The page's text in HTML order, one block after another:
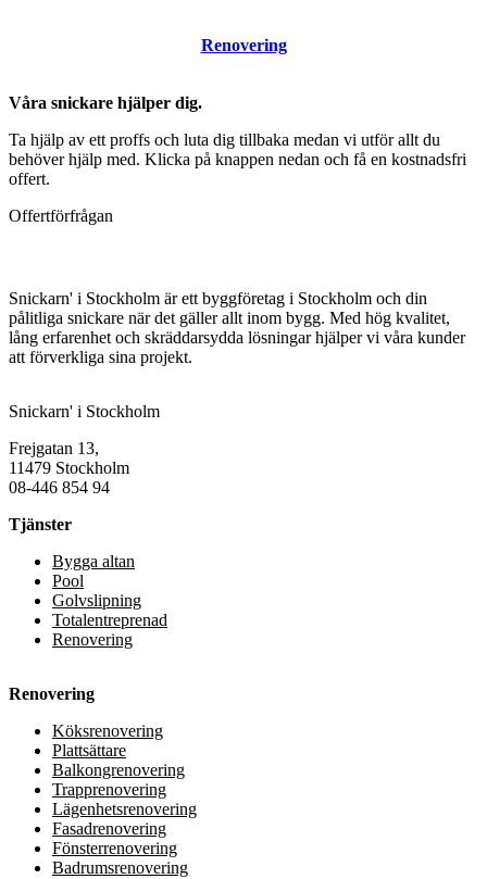
Renovering
Våra snickare hjälper dig.
Ta hjälp av ett proffs och luta dig tillbaka medan vi utför allt du
behöver hjälp med. Klicka på knappen nedan och få en kostnadsfri
offert.
Offertförfrågan
Snickarn' i Stockholm är ett byggföretag i Stockholm och din
pålitliga snickare när det gäller allt inom bygg. Med hög kvalitet,
lång erfarenhet och skräddarsydda lösningar hjälper vi våra kunder
att förverkliga sina projekt.
Snickarn' i Stockholm
Frejgatan 13,
11479 Stockholm
08-446 854 94
Tjänster
Bygga altan
Pool
Golvslipning
Totalentreprenad
Renovering
Renovering
Köksrenovering
Plattsättare
Balkongrenovering
Trapprenovering
Lägenhetsrenovering
Fasadrenovering
Fönsterrenovering
Badrumsrenovering